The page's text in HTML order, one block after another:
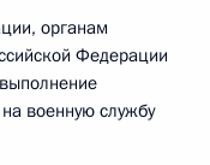
органам
Федерации
военную службу